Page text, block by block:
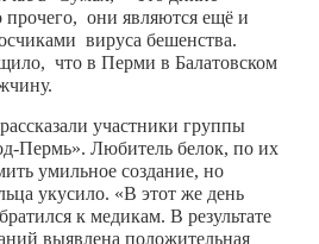
прочего, они являются ещё и
вируса бешенства.
что в Перми в Балатовском
участники группы
Пермь». Любитель белок, по их
умильное создание, но
укусило. «В этот же день
к медикам. В результате
выявлена положительная